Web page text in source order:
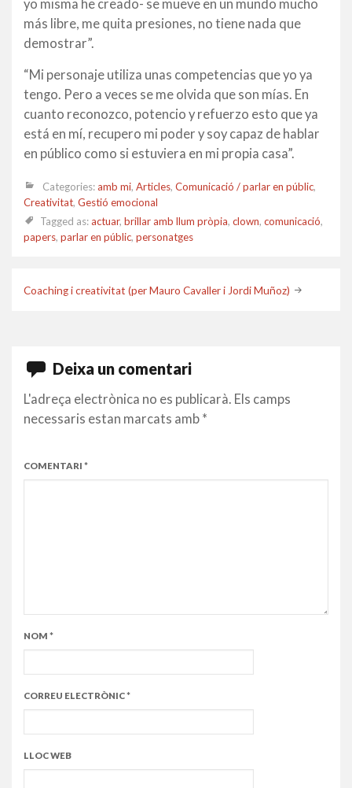
yo misma he creado- se mueve en un mundo mucho
más libre, me quita presiones, no tiene nada que
demostrar”.
“Mi personaje utiliza unas competencias que yo ya
tengo. Pero a veces se me olvida que son mías. En
cuanto reconozco, potencio y refuerzo esto que ya
está en mí, recupero mi poder y soy capaz de hablar
en público como si estuviera en mi propia casa”.
Categories:amb mi, Articles, Comunicació / parlar en públic,
Creativitat, Gestió emocional
Tagged as:actuar, brillar amb llum pròpia, clown, comunicació,
papers, parlar en públic, personatges
Post
Coaching i creativitat (per Mauro Cavaller i Jordi Muñoz)
Deixa un comentari
L'adreça electrònica no es publicarà. Els camps
necessaris estan marcats amb *
COMENTARI *
NOM *
CORREU ELECTRÒNIC*
LLOC WEB